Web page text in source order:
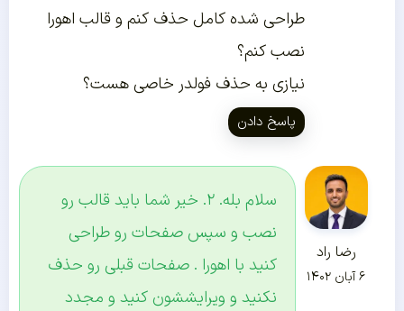
طراحی شده کامل حذف کنم و قالب اهورا
نصب کنم؟
نیازی به حذف فولدر خاصی هست؟
پاسخ دادن
رضا راد
۶ آبان ۱۴۰۲
سلام بله. ۲. خیر شما باید قالب رو
نصب و سپس صفحات رو طراحی
کنید با اهورا . صفحات قبلی رو حذف
نکنید و ویرایششون کنید و مجدد